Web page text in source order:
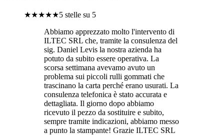
★★★★★5 stelle su 5
Abbiamo apprezzato molto l'intervento di
ILTEC SRL che, tramite la consulenza del
sig. Daniel Levis la nostra azienda ha
potuto da subito essere operativa. La
scorsa settimana avevamo avuto un
problema sui piccoli rulli gommati che
trascinano la carta perché erano usurati. La
consulenza telefonica è stato accurata e
dettagliata. Il giorno dopo abbiamo
ricevuto il pezzo da sostituire e subito,
sempre tramite indicazioni, abbiamo messo
a punto la stampante! Grazie ILTEC SRL